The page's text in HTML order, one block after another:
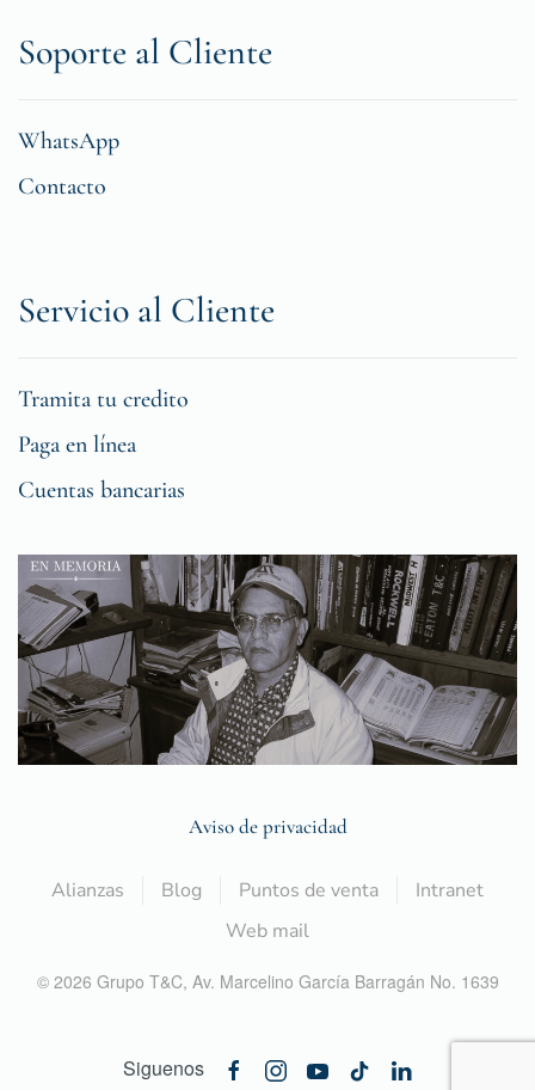
Soporte al Cliente
WhatsApp
Contacto
Servicio al Cliente
Tramita tu credito
Paga en línea
Cuentas bancarias
Aviso de privacidad
Alianzas Blog Puntos de venta
Intranet
Web mail
© 2026 Grupo T&C, Av. Marcelino García Barragán No. 1639
Siguenos